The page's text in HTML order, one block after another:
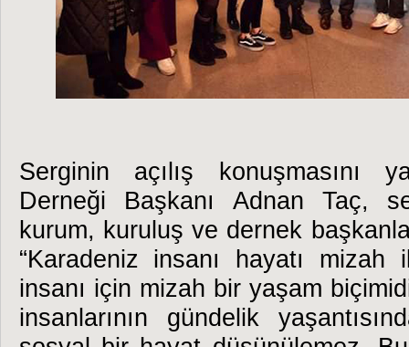
Serginin açılış konuşmasını
Derneği Başkanı Adnan Taç,
kurum, kuruluş ve dernek
“Karadeniz insanı hayatı mizah
insanı için mizah bir yaşam
insanlarının gündelik